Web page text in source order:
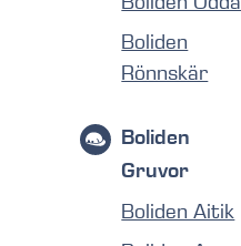
Boliden
Rönnskär
Boliden
Gruvor
Boliden Aitik